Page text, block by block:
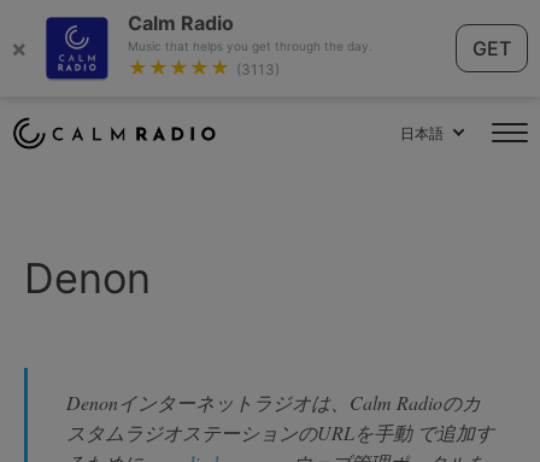
×
Calm Radio
Music that helps you get through the day.
★★★★★ (3113)
GET
日本語
Denon
Denonインターネットラジオは、Calm Radioのカ
スタムラジオステーションのURLを手動 で追加す